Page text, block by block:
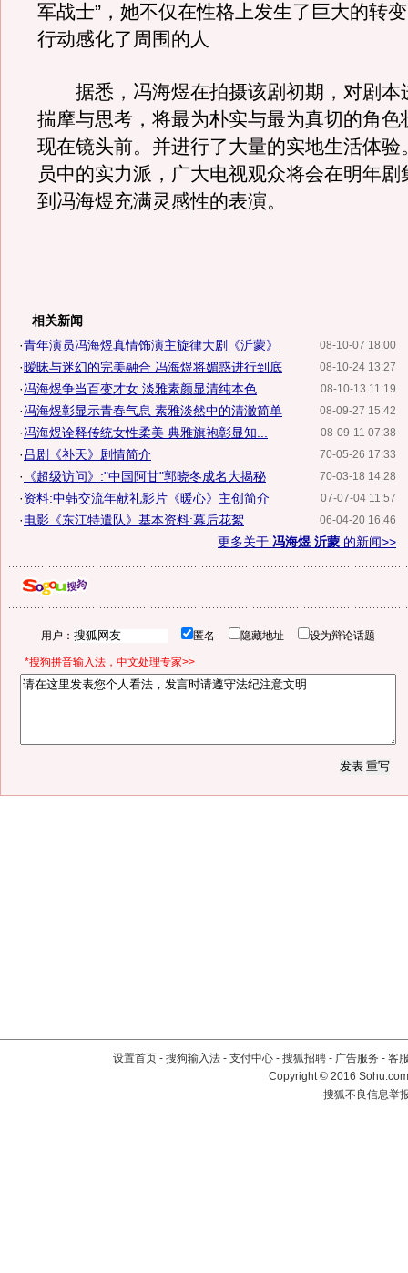
军战士”，她不仅在性格上发生了巨大的转
行动感化了周围的人
据悉，冯海煜在拍摄该剧初期，对剧本
揣摩与思考，将最为朴实与最为真切的角色
现在镜头前。并进行了大量的实地生活体验
员中的实力派，广大电视观众将会在明年剧
到冯海煜充满灵感性的表演。
相关新闻
08-10-07 18:00
·青年演员冯海煜真情饰演主旋律大剧《沂蒙》
08-10-24 13:27
·暧昧与迷幻的完美融合 冯海煜将媚惑进行到底
08-10-13 11:19
·冯海煜争当百变才女 淡雅素颜显清纯本色
08-09-27 15:42
·冯海煜彰显示青春气息 素雅淡然中的清澈简单
08-09-11 07:38
·冯海煜诠释传统女性柔美 典雅旗袍彰显知...
70-05-26 17:33
· 吕剧《补天》剧情简介
70-03-18 14:28
· 《超级访问》:"中国阿甘"郭晓冬成名大揭秘
07-07-04 11:57
·资料:中韩交流年献礼影片《暖心》主创简介
06-04-20 16:46
·电影《东江特遣队》基本资料:幕后花絮
更多关于 冯海煜 沂蒙 的新闻>>
用户： 匿名 隐藏地址 设为辩论话题
*搜狗拼音输入法，中文处理专家>>
设置首页 - 搜狗输入法 - 支付中心 - 搜狐招聘 - 广告服务 - 客
Copyright©2016
搜狐不良信息举